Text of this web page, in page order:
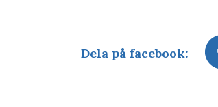
Dela på facebook: